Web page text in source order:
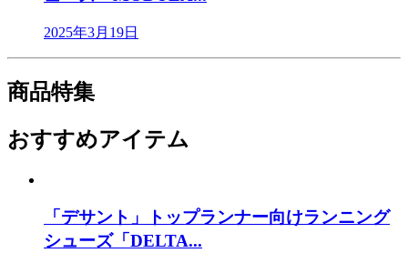
2025年3月19日
商品特集
おすすめアイテム
「デサント」トップランナー向けランニング
シューズ「DELTA...